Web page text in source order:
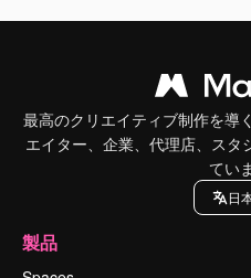
最高のクリエイティブ制作を導
エイター、企業、代理店、スタ
てい
日
製品